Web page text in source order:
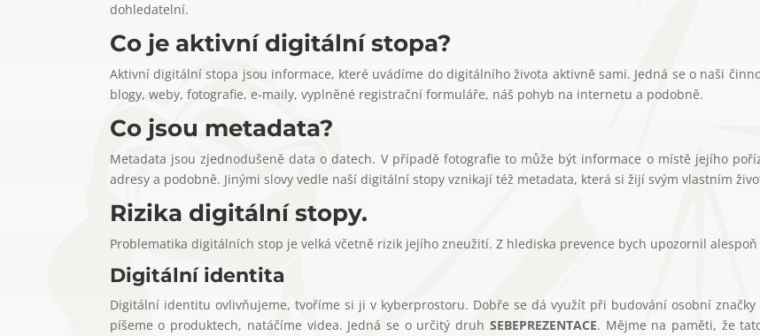
dohledatelní.
Co je aktivní digitální stopa?
Aktivní digitální stopa jsou informace, které uvádíme do digitálního života aktivně sami. Jedná se o naši
blogy, weby, fotografie, e-maily, vyplněné registrační formuláře, náš pohyb na internetu a podobně.
Co jsou metadata?
Metadata jsou zjednodušeně data o datech. V případě fotografie to může být informace o místě jejího
adresy a podobně. Jinými slovy vedle naší digitální stopy vznikají též metadata, která si žijí svým vlastním
Rizika digitální stopy.
Problematika digitálních stop je velká včetně rizik jejího zneužití. Z hlediska prevence bych upozornil
Digitální identita
Digitální identitu ovlivňujeme, tvoříme si ji v kyberprostoru. Dobře se dá využít při budování osobní
píšeme o produktech, natáčíme videa. Jedná se o určitý druh SEBEPREZENTACE. Mějme na paměti, že